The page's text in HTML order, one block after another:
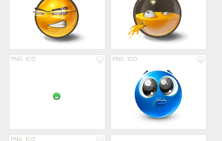
PNG ICO PNG ICO
PNG ICO